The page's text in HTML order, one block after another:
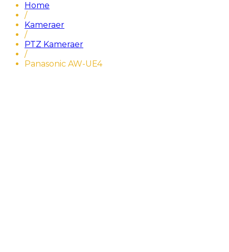
Home
/
Kameraer
/
PTZ Kameraer
/
Panasonic AW-UE4